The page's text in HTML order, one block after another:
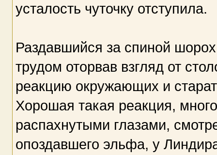
усталость чуточку отступила.
Раздавшийся за спиной
трудом оторвав взгляд от
реакцию окружающих и
Хорошая такая реакция,
распахнутыми глазами,
опоздавшего эльфа, у